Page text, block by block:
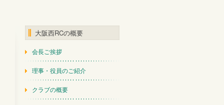
大阪西RCの概要
会長ご挨拶
理事・役員のご紹介
クラブの概要